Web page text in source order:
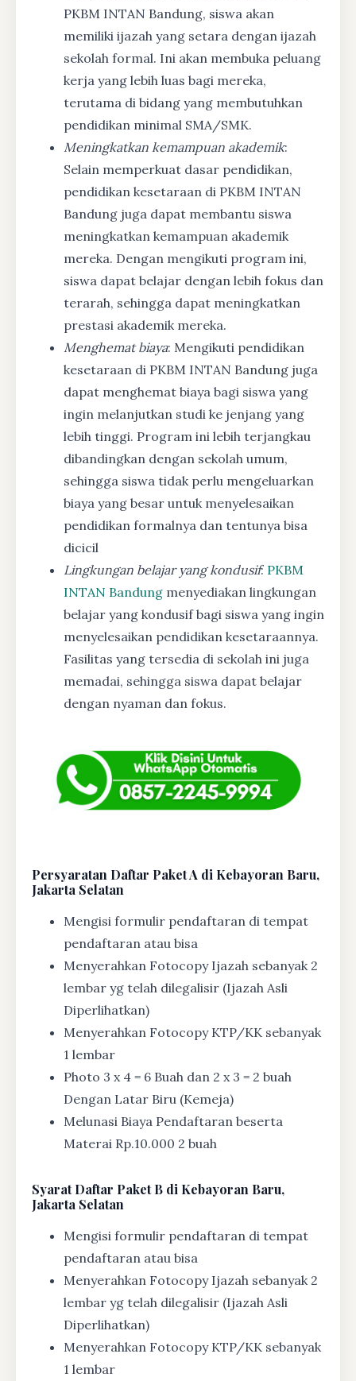
PKBM INTAN Bandung, siswa akan
memiliki ijazah yang setara dengan ijazah
sekolah formal. Ini akan membuka peluang
kerja yang lebih luas bagi mereka,
terutama di bidang yang membutuhkan
pendidikan minimal SMA/SMK.
Meningkatkan kemampuan akademik:
Selain memperkuat dasar pendidikan,
pendidikan kesetaraan di PKBM INTAN
Bandung juga dapat membantu siswa
meningkatkan kemampuan akademik
mereka. Dengan mengikuti program ini,
siswa dapat belajar dengan lebih fokus dan
terarah, sehingga dapat meningkatkan
prestasi akademik mereka.
Menghemat biaya: Mengikuti pendidikan
kesetaraan di PKBM INTAN Bandung juga
dapat menghemat biaya bagi siswa yang
ingin melanjutkan studi ke jenjang yang
lebih tinggi. Program ini lebih terjangkau
dibandingkan dengan sekolah umum,
sehingga siswa tidak perlu mengeluarkan
biaya yang besar untuk menyelesaikan
pendidikan formalnya dan tentunya bisa
dicicil
Lingkungan belajar yang kondusif: PKBM
INTAN Bandung menyediakan lingkungan
belajar yang kondusif bagi siswa yang ingin
menyelesaikan pendidikan kesetaraannya.
Fasilitas yang tersedia di sekolah ini juga
memadai, sehingga siswa dapat belajar
dengan nyaman dan fokus.
Persyaratan Daftar Paket A di Kebayoran Baru,
Jakarta Selatan
Mengisi formulir pendaftaran di tempat
pendaftaran atau bisa
Menyerahkan Fotocopy Ijazah sebanyak 2
lembar yg telah dilegalisir (Ijazah Asli
Diperlihatkan)
Menyerahkan Fotocopy KTP/KK sebanyak
1 lembar
Photo 3 x 4 = 6 Buah dan 2 x 3 = 2 buah
Dengan Latar Biru (Kemeja)
Melunasi Biaya Pendaftaran beserta
Materai Rp.10.000 2 buah
SyaratDaftar Paket B di Kebayoran Baru,
Jakarta Selatan
Mengisi formulir pendaftaran di tempat
pendaftaran atau bisa
Menyerahkan Fotocopy Ijazah sebanyak 2
lembar yg telah dilegalisir (Ijazah Asli
Diperlihatkan)
Menyerahkan Fotocopy KTP/KK sebanyak
1 lembar